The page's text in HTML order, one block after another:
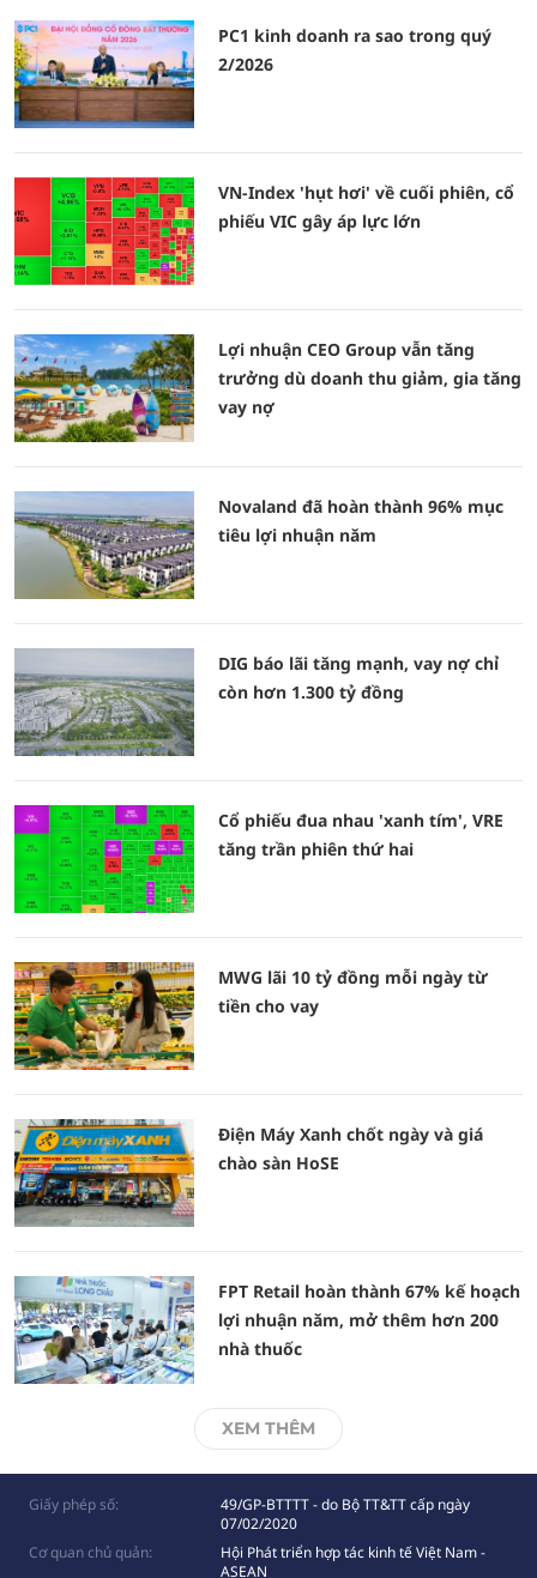
PC1 kinh doanh ra sao trong quý
2/2026
VN-Index 'hụt hơi' về cuối phiên, cổ
phiếu VIC gây áp lực lớn
Lợi nhuận CEO Group vẫn tăng
trưởng dù doanh thu giảm, gia tăng
vay nợ
Novaland đã hoàn thành 96% mục
tiêu lợi nhuận năm
DIG báo lãi tăng mạnh, vay nợ chỉ
còn hơn 1.300 tỷ đồng
Cổ phiếu đua nhau 'xanh tím', VRE
tăng trần phiên thứ hai
MWG lãi 10 tỷ đồng mỗi ngày từ
tiền cho vay
Điện Máy Xanh chốt ngày và giá
chào sàn HoSE
FPT Retail hoàn thành 67% kế hoạch
lợi nhuận năm, mở thêm hơn 200
nhà thuốc
XEM THÊM
Giấy phép số:
49/GP-BTTTT - do Bộ TT&TT cấp ngày
07/02/2020
Cơ quan chủ quản:
Hội Phát triển hợp tác kinh tế Việt Nam -
ASEAN